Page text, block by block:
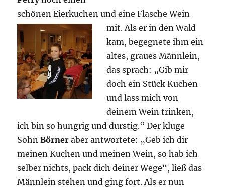
schönen Eierkuchen und eineFlasche Wein
mit. Als er in den Wald
kam, begegnete ihm ein
altes, graues Männlein,
das sprach: „Gib mir
doch ein Stück Kuchen
und lass mich von
deinem Wein trinken,
ich bin so hungrig und durstig.“ Der kluge
SohnBörner aber antwortete: „Geb ich dir
meinen Kuchen und meinen Wein, so hab ich
selber nichts, pack dich deiner Wege“, ließ das
Männlein stehen und ging fort. Als er nun